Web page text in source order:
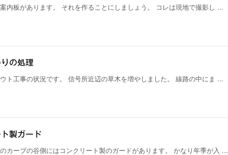
内板があります。 それを作ることにしましょう。 コレは現地で撮影し ...
の処理
ト工事の状況です。 信号所近辺の草木を増やしました。 線路の中にま ...
製ガード
カーブの谷側にはコンクリート製のガードがあります。 かなり年季が入 ...